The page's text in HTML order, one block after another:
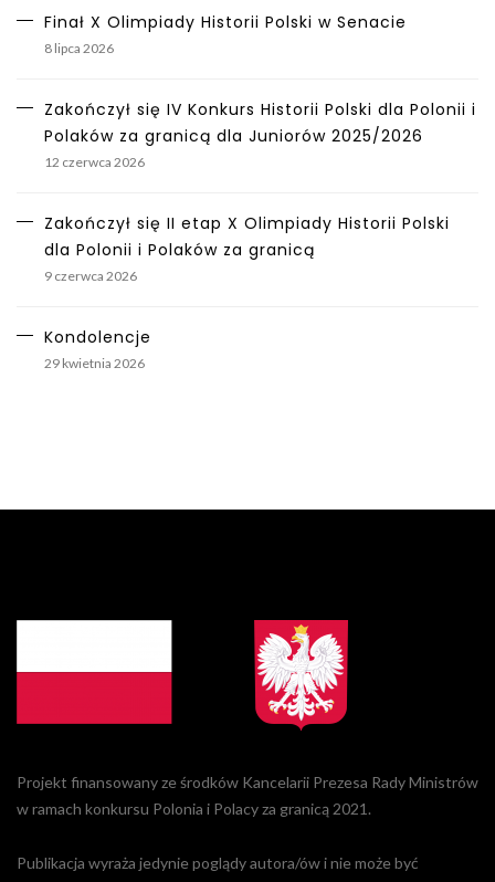
Finał X Olimpiady Historii Polski w Senacie
8 lipca 2026
Zakończył się IV Konkurs Historii Polski dla Polonii i
Polaków za granicą dla Juniorów 2025/2026
12 czerwca 2026
Zakończył się II etap X Olimpiady Historii Polski
dla Polonii i Polaków za granicą
9 czerwca 2026
Kondolencje
29 kwietnia 2026
Projekt finansowany ze środków Kancelarii Prezesa Rady Ministrów
w ramach konkursu Polonia i Polacy za granicą 2021.
Publikacja wyraża jedynie poglądy autora/ów i nie może być